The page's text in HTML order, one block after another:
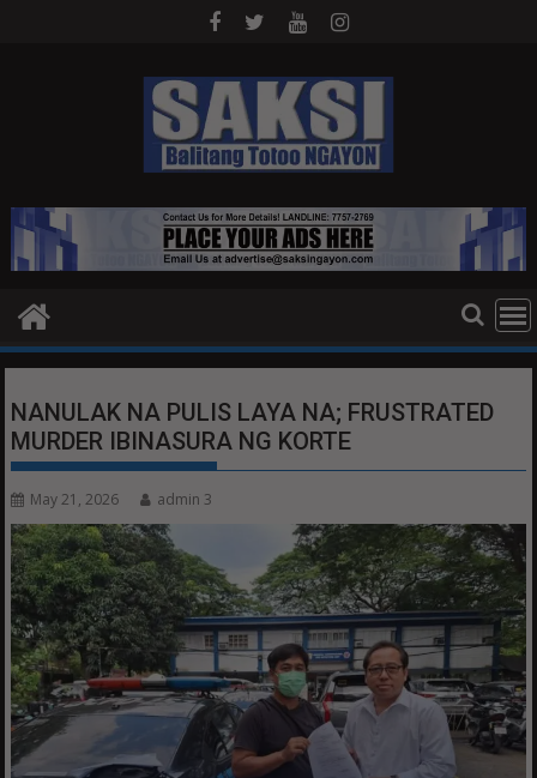
NANULAK NA PULIS LAYA NA; FRUSTRATED
MURDER IBINASURA NG KORTE
May 21, 2026 admin 3